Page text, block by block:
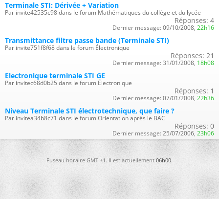
Terminale STI: Dérivée + Variation
Par invite42535c98 dans le forum Mathématiques du collège et du lycée
Réponses: 4
Dernier message: 09/10/2008, 22h16
Transmittance filtre passe bande (Terminale STI)
Par invite751f8f68 dans le forum Électronique
Réponses: 21
Dernier message: 31/01/2008, 18h08
Electronique terminale STI GE
Par invitec68d0b25 dans le forum Électronique
Réponses: 1
Dernier message: 07/01/2008, 22h36
Niveau Terminale STI électrotechnique, que faire ?
Par invitea34b8c71 dans le forum Orientation après le BAC
Réponses: 0
Dernier message: 25/07/2006, 23h06
Fuseau horaire GMT +1. Il est actuellement06h00.